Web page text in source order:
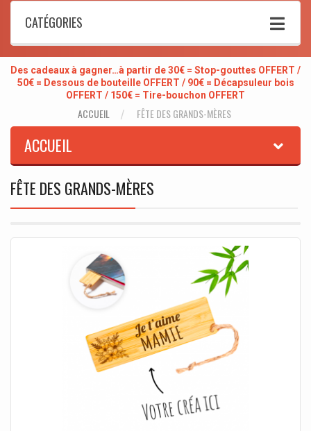
CATÉGORIES
Des cadeaux à gagner…à partir de 30€ = Stop-gouttes OFFERT /
50€ = Dessous de bouteille OFFERT / 90€ = Décapsuleur bois
OFFERT / 150€ = Tire-bouchon OFFERT
ACCUEIL FÊTE DES GRANDS-MÈRES
ACCUEIL
FÊTE DES GRANDS-MÈRES